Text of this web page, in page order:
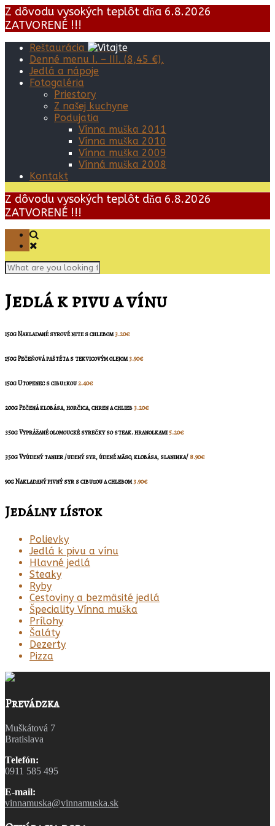
Z dôvodu vysokých teplôt dňa 6.8.2026
ZATVORENÉ !!!
Reštaurácia
Denné menu I. – III. (8,45 €),
Jedlá a nápoje
Fotogaléria
Priestory
Z našej kuchyne
Podujatia
Vínna muška 2011
Vínna muška 2010
Vínna muška 2009
Vínná muška 2008
Kontakt
Z dôvodu vysokých teplôt dňa 6.8.2026
ZATVORENÉ !!!
Jedlá k pivu a vínu
150g Nakladané syrové nite s chlebom3.20€
150g Pečeňová paštéta s tekvicovým olejom3.90€
150g Utopenec s cibuľkou2.40€
200g Pečená klobása, horčica, chren a chlieb3.20€
350g Vyprážané olomoucké syrečky so steak. hranolkami5.20€
350g Vyúdený tanier /udený syr, údené mäso, klobása, slaninka/ 8.90€
90g Nakladaný pivný syr s cibuľou a chlebom3.90€
Jedálny lístok
Polievky
Jedlá k pivu a vínu
Hlavné jedlá
Steaky
Ryby
Cestoviny a bezmäsité jedlá
Špeciality Vínna muška
Prílohy
Šaláty
Dezerty
Pizza
Prevádzka
Muškátová 7
Bratislava
Telefón:
0911 585 495
E-mail:
vinnamuska@vinnamuska.sk